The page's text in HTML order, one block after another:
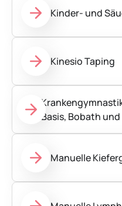
Kinder- und
Kinesio Taping
Basis, Bobath und
Manuelle